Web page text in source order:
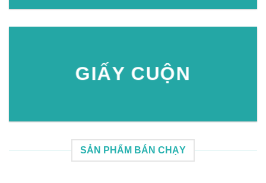
GIẤY CUỘN
SẢN PHẨM BÁN CHẠY